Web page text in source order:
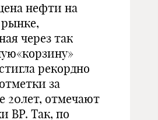
нефти на
через так
рекордно
за
20лет, отмечают
ВР. Так, по